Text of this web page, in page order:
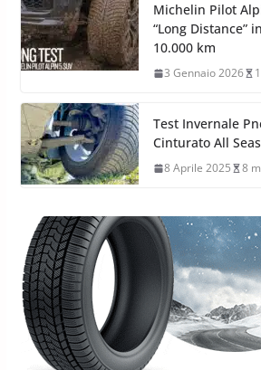
Michelin Pilot
“Long Distance”
10.000 km
3 Gennaio 2026
Test Invernale
Cinturato All
8 Aprile 2025 8